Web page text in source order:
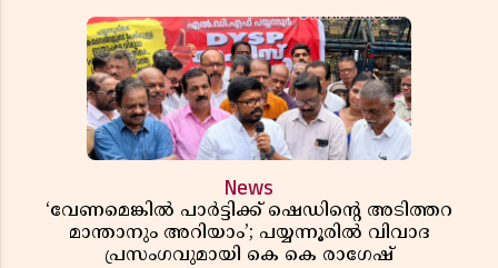
News
‘വേണമെങ്കിൽ പാർട്ടിക്ക് ഷെഡിൻ്റെ അടിത്തറ
മാന്താനും അറിയാം’; പയ്യന്നൂരിൽ വിവാദ
പ്രസംഗവുമായി കെ കെ രാഗേഷ്